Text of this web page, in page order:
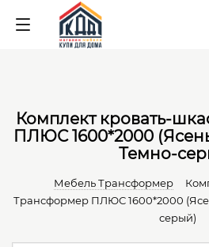
Комплект кровать-
ПЛЮС 1600*2000
Темно-
Мебель Трансформер
Трансформер ПЛЮС 1600*2000
серый)